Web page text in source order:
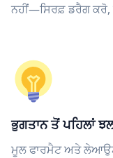
ਨਹੀਂ—ਸਿਰਫ਼ ਡਰੈਗ
ਭੁਗਤਾਨ ਤੋਂ ਪਹਿਲਾਂ
ਮੂਲ ਫਾਰਮੈਟ ਅਤੇ